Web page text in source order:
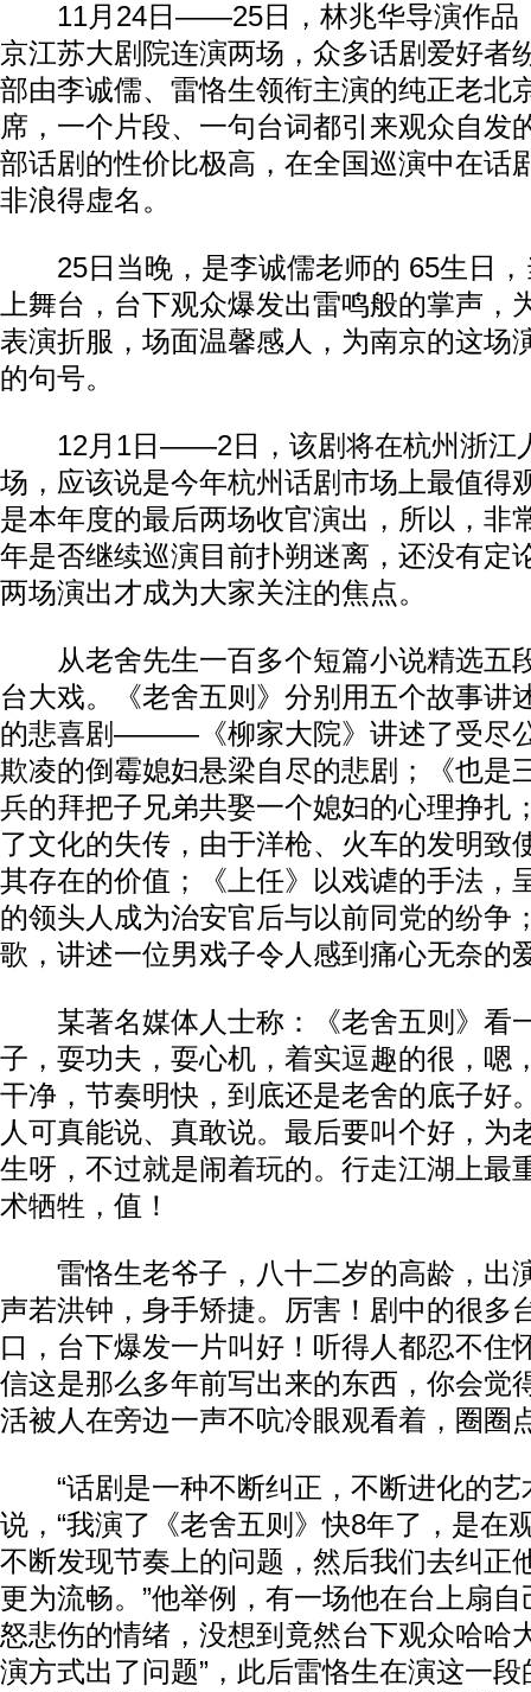
11月24日——25日，林兆华导演作品
京江苏大剧院连演两场，众多话剧爱好者
部由李诚儒、雷恪生领衔主演的纯正老北
席，一个片段、一句台词都引来观众自发
部话剧的性价比极高，在全国巡演中在话
非浪得虚名。
25日当晚，是李诚儒老师的 65生日，
上舞台，台下观众爆发出雷鸣般的掌声，
表演折服，场面温馨感人，为南京的这场
的句号。
12月1日——2日，该剧将在杭州浙江
场，应该说是今年杭州话剧市场上最值得
是本年度的最后两场收官演出，所以，非
年是否继续巡演目前扑朔迷离，还没有定
两场演出才成为大家关注的焦点。
从老舍先生一百多个短篇小说精选五
台大戏。《老舍五则》分别用五个故事讲
的悲喜剧———《柳家大院》讲述了受尽
欺凌的倒霉媳妇悬梁自尽的悲剧；《也是
兵的拜把子兄弟共娶一个媳妇的心理挣扎
了文化的失传，由于洋枪、火车的发明致
其存在的价值；《上任》以戏谑的手法，
的领头人成为治安官后与以前同党的纷争
歌，讲述一位男戏子令人感到痛心无奈的
某著名媒体人士称：《老舍五则》看
子，耍功夫，耍心机，着实逗趣的很，嗯
干净，节奏明快，到底还是老舍的底子好
人可真能说、真敢说。最后要叫个好，
生呀，不过就是闹着玩的。行走江湖上最
术牺牲，值！
雷恪生老爷子，八十二岁的高龄，出
声若洪钟，身手矫捷。厉害！剧中的很多
口，台下爆发一片叫好！听得人都忍不住
信这是那么多年前写出来的东西，你会觉
活被人在旁边一声不吭冷眼观看着，圈圈
“话剧是一种不断纠正，不断进化的艺
说，“我演了《老舍五则》快8年了，是在
不断发现节奏上的问题，然后我们去纠正
更为流畅。”他举例，有一场他在台上扇
怒悲伤的情绪，没想到竟然台下观众哈哈
演方式出了问题”，此后雷恪生在演这一